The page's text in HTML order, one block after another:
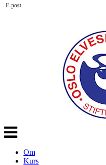
Veksle
navigasjon
Om
Kurs
E-post